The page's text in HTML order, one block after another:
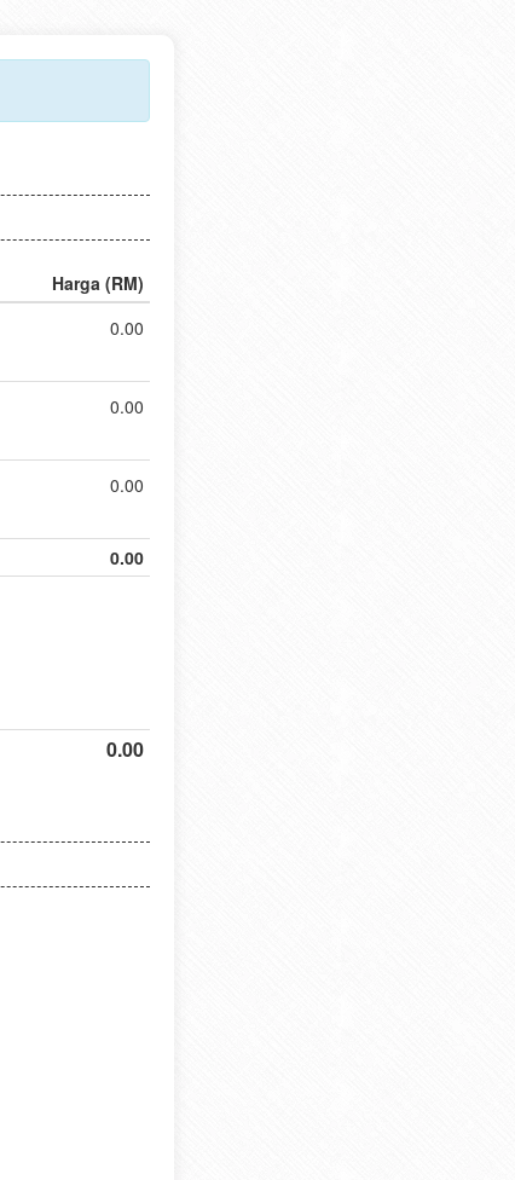
Harga (RM)
0.00
0.00
0.00
0.00
0.00